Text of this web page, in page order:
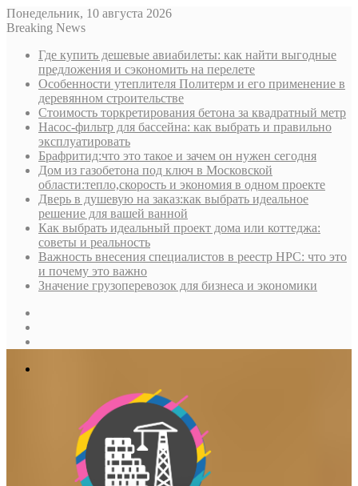
Понедельник, 10 августа 2026
Breaking News
Где купить дешевые авиабилеты: как найти выгодные
предложения и сэкономить на перелете
Особенности утеплителя Политерм и его применение в
деревянном строительстве
Стоимость торкретирования бетона за квадратный метр
Насос-фильтр для бассейна: как выбрать и правильно
эксплуатировать
Брафритид:что это такое и зачем он нужен сегодня
Дом из газобетона под ключ в Московской
области:тепло,скорость и экономия в одном проекте
Дверь в душевую на заказ:как выбрать идеальное
решение для вашей ванной
Как выбрать идеальный проект дома или коттеджа:
советы и реальность
Важность внесения специалистов в реестр НРС: что это
и почему это важно
Значение грузоперевозок для бизнеса и экономики